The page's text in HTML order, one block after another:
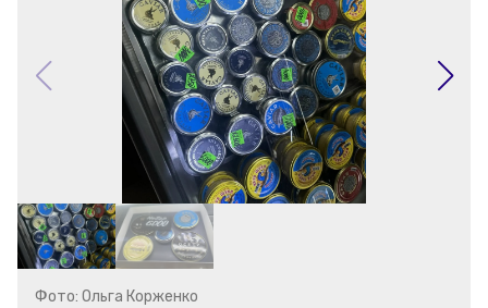
Фото: Ольга Корженко